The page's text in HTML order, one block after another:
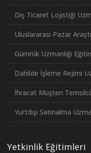
Dış Ticaret Lojistiği
Uluslararası Pazar
Gümrük Uzmanlığı
Dahilde İşleme Rejimi
İhracat Müşteri
Yurtdışı Satınalma
Yetkinlik Eğitimleri